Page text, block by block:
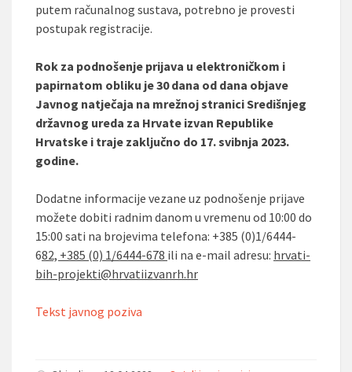
putem računalnog sustava, potrebno je provesti
postupak registracije.
Rok za podnošenje prijava u elektroničkom i
papirnatom obliku je 30 dana od dana objave
Javnog natječaja na mrežnoj stranici Središnjeg
državnog ureda za Hrvate izvan Republike
Hrvatske i traje zaključno do 17. svibnja 2023.
godine.
Dodatne informacije vezane uz podnošenje prijave
možete dobiti radnim danom u vremenu od 10:00 do
15:00 sati na brojevima telefona: +385 (0)1/6444-
682, +385 (0) 1/6444-678 ili na e-mail adresu: hrvati-
bih-projekti@hrvatiizvanrh.hr
Tekst javnog poziva